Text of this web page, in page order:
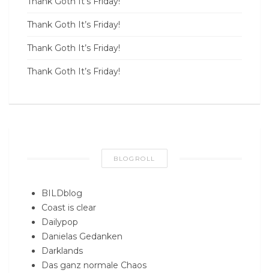
Thank Goth It’s Friday!
Thank Goth It’s Friday!
Thank Goth It’s Friday!
BLOGROLL
BILDblog
Coast is clear
Dailypop
Danielas Gedanken
Darklands
Das ganz normale Chaos